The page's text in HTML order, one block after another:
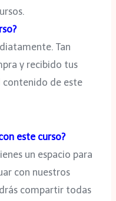
Tan
y recibido tus
contenido de este
este curso?
un espacio para
con nuestros
compartir todas